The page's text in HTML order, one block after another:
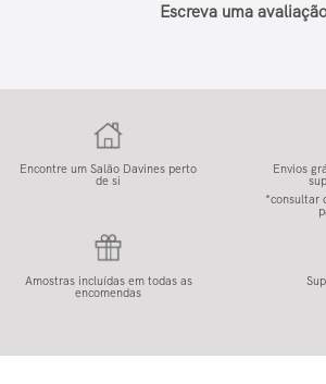
Escreva uma
Encontre um Salão Davines perto
de si
Envios
*consultar
Amostras incluídas em todas as
encomendas